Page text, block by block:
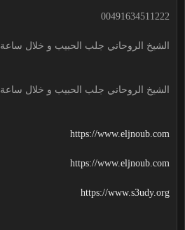
00491634511222
الشيخ الروحاني جلب الحبيب و خلال ساعة
الشيخ الروحاني جلب الحبيب و خلال ساعة
https://www.eljnoub.com
https://www.eljnoub.com
https://www.s3udy.org